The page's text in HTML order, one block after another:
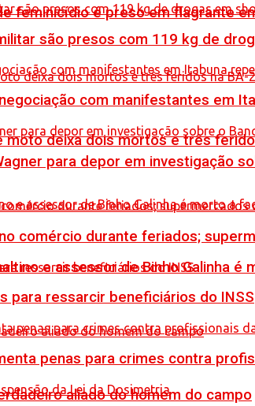
feminicídio é preso em flagrante
moto deixa dois mortos e três
e assessor de Binho Galinha é
aliado do homem do campo
são presos com 119 kg de
com manifestantes em
para depor em investigação
comércio durante feriados;
para ressarcir beneficiários do INSS
penas para crimes contra